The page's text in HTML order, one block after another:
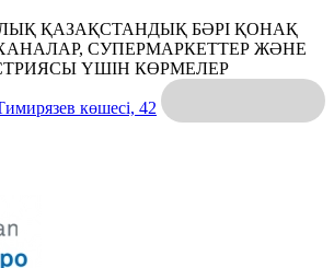
ҚАЗАҚСТАНДЫҚ БӘРІ ҚОНАҚ
СУПЕРМАРКЕТТЕР ЖӘНЕ
ҮШІН КӨРМЕЛЕР
көшесі, 42